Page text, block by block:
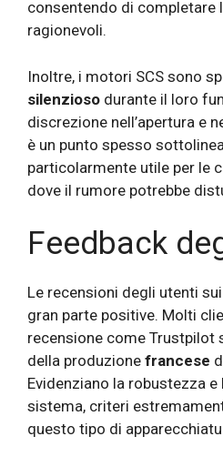
consentendo di completare
ragionevoli.
Inoltre, i motori SCS sono
silenzioso durante il loro
discrezione nell’apertura e
è un punto spesso
particolarmente utile per le
dove il rumore potrebbe
Feedback
Le recensioni degli utenti
gran parte positive. Molti
recensione come Trustpilot
della produzione francese
Evidenziano la robustezza
sistema, criteri
questo tipo di